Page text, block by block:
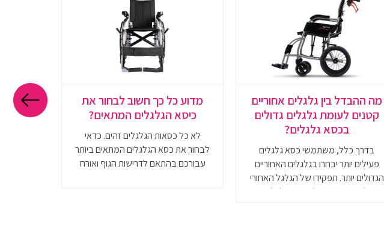
מה ההבדל בין גלגלים אחוריים
קטנים לעומת גלגלים גדולים
בכסא גלגלים?
בדרך כלל, משתמשי כסא גלגלים
פעילים יותר יבחרו בגלגלים האחוריים
הגדולים יותר. תפקידו של הגלגל האחורי
הוא לאפשר יציבות לכיסא הגלגלים וגם
מדוע כל כך חשוב לבחור את
כיסא הגלגלים המתאים?
לא כל כסאות הגלגלים זהים. כדאי
לבחור את כסא הגלגלים המתאים ביותר
עבורכם בהתאם לדרישות הגוף ואורח
מזרון